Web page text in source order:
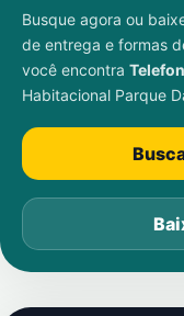
Busque agora ou
de entrega e formas
você encontra
Habitacional Parque